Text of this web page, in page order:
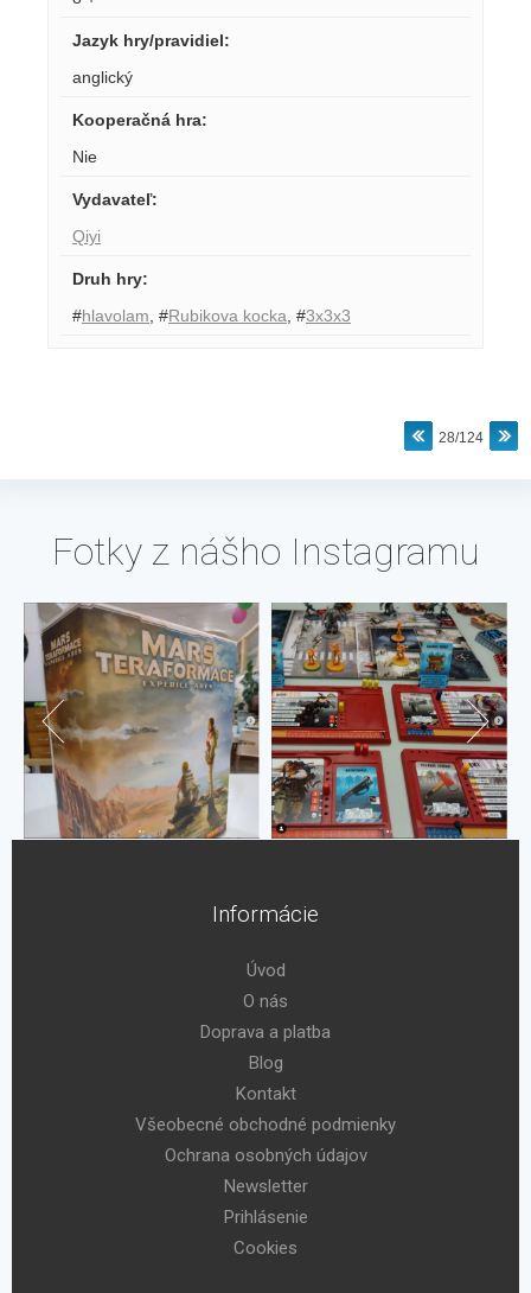
Jazyk hry/pravidiel:
anglický
Kooperačná hra:
Nie
Vydavateľ:
Qiyi
Druh hry:
#hlavolam #Rubikova kocka #3x3x3
28/124
Fotky z nášho Instagramu
Informácie
Úvod
O nás
Doprava a platba
Blog
Kontakt
Všeobecné obchodné podmienky
Ochrana osobných údajov
Newsletter
Prihlásenie
Cookies